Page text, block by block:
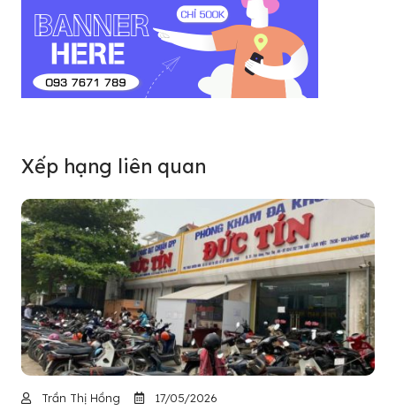
Xếp hạng liên quan
Trần Thị Hồng 17/05/2026